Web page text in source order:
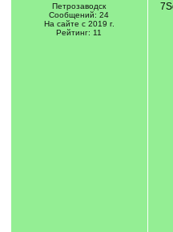
Петрозаводск
Сообщений: 24
На сайте с 2019 г.
Рейтинг: 11